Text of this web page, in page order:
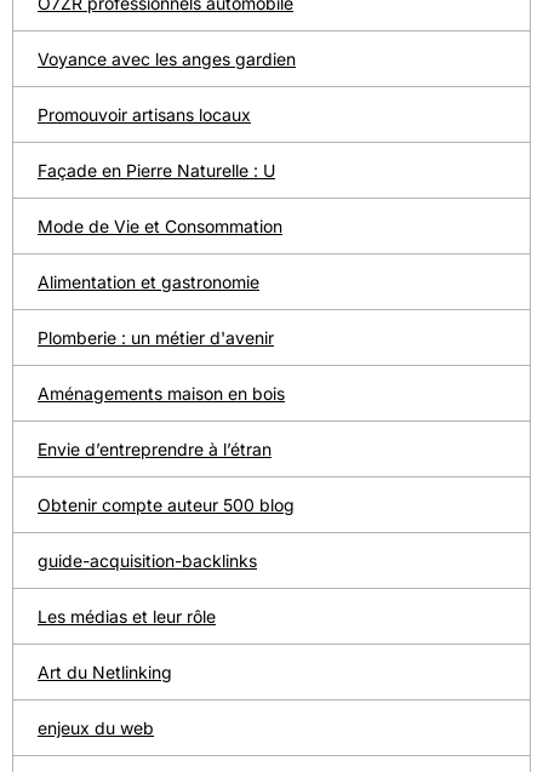
Voyance avec les anges gardien
Promouvoir artisans locaux
Façade en Pierre Naturelle : U
Mode de Vie et Consommation
Alimentation et gastronomie
Plomberie : un métier d'avenir
Aménagements maison en bois
Envie d’entreprendre à l’étran
Obtenir compte auteur 500 blog
guide-acquisition-backlinks
Les médias et leur rôle
Art du Netlinking
enjeux du web